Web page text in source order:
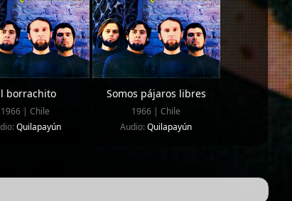
borrachito
1966 | Chile
Quilapayún
Somos pájaros libres
1966 | Chile
Audio:Quilapayún